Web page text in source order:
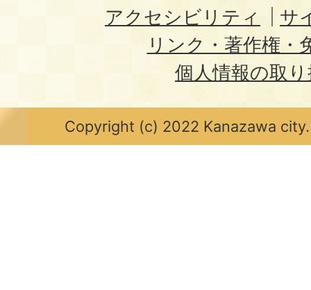
アクセシビリティ
サ
リンク・著作権・
個人情報の取
Copyright (c) 2022 Kanazawa